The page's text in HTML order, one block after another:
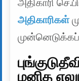
அதிகாரி
அதிகாரிகள்
மனித